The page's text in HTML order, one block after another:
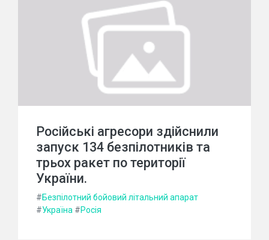
Російські агресори здійснили
запуск 134 безпілотників та
трьох ракет по території
України.
#Безпілотний бойовий літальний апарат
#Україна #Росія